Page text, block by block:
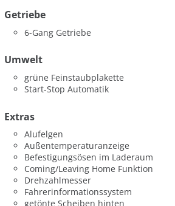
Getriebe
6-Gang Getriebe
Umwelt
grüne Feinstaubplakette
Start-Stop Automatik
Extras
Alufelgen
Außentemperaturanzeige
Befestigungsösen im Laderaum
Coming/Leaving Home Funktion
Drehzahlmesser
Fahrerinformationssystem
getönte Scheiben hinten